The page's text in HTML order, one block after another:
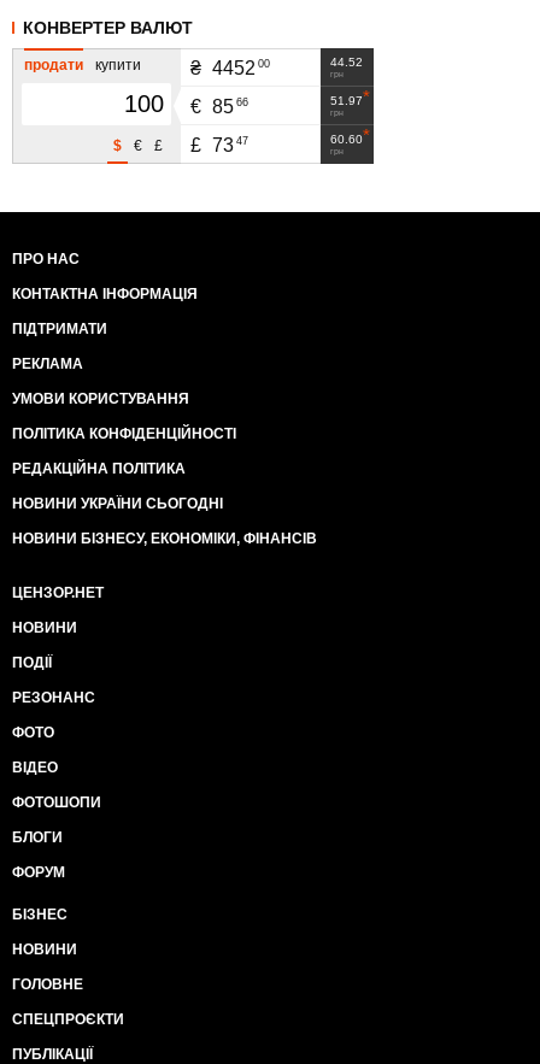
КОНВЕРТЕР ВАЛЮТ
продати купити
£
€
$
44.52
грн
₴ 4452 00
51.97
грн
€ 85 66
60.60
грн
£ 73 47
ПРО НАС
КОНТАКТНА ІНФОРМАЦІЯ
ПІДТРИМАТИ
РЕКЛАМА
УМОВИ КОРИСТУВАННЯ
ПОЛІТИКА КОНФІДЕНЦІЙНОСТІ
РЕДАКЦІЙНА ПОЛІТИКА
НОВИНИ УКРАЇНИ СЬОГОДНІ
НОВИНИ БІЗНЕСУ, ЕКОНОМІКИ, ФІНАНСІВ
ЦЕНЗОР.НЕТ
НОВИНИ
ПОДІЇ
РЕЗОНАНС
ФОТО
ВІДЕО
ФОТОШОПИ
БЛОГИ
ФОРУМ
БІЗНЕС
НОВИНИ
ГОЛОВНЕ
СПЕЦПРОЄКТИ
ПУБЛІКАЦІЇ